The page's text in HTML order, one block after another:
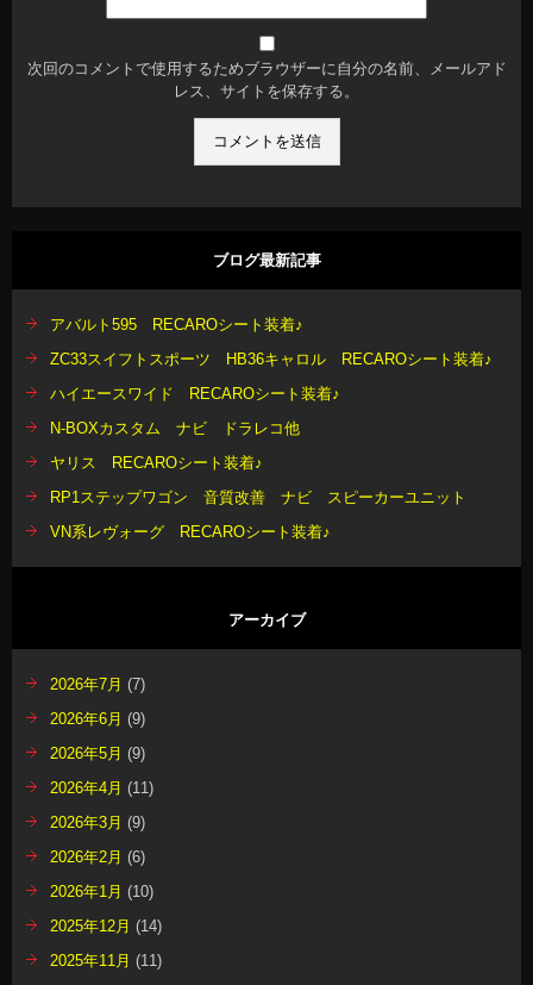
次回のコメントで使用するためブラウザーに自分の名前、メールアド
レス、サイトを保存する。
ブログ最新記事
アバルト595 RECAROシート装着♪
ZC33スイフトスポーツ HB36キャロル RECAROシート装着♪
ハイエースワイド RECAROシート装着♪
N-BOXカスタム ナビ ドラレコ他
ヤリス RECAROシート装着♪
RP1ステップワゴン 音質改善 ナビ スピーカーユニット
VN系レヴォーグ RECAROシート装着♪
アーカイブ
2026年7月 (7)
2026年6月 (9)
2026年5月 (9)
2026年4月 (11)
2026年3月 (9)
2026年2月 (6)
2026年1月 (10)
2025年12月 (14)
2025年11月 (11)